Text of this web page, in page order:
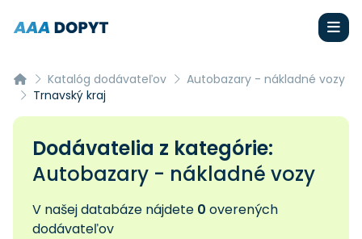
Katalóg dodávateľov
Autobazary - nákladné vozy
Trnavský kraj
Dodávatelia z kategórie:
Autobazary - nákladné vozy
V našej databáze nájdete 0 overených
dodávateľov